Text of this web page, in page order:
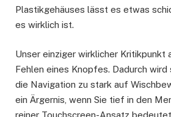
Plastikgehäuses lässt es etwas
es wirklich ist.
Unser einziger wirklicher Kritikpunkt
Fehlen eines Knopfes. Dadurch
die Navigation zu stark auf
ein Ärgernis, wenn Sie tief in den
reiner Touchscreen-Ansatz